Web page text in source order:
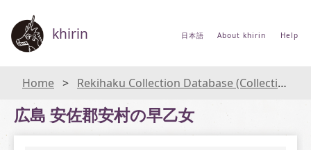
khirin 日本語 About khirin Help
Home Rekihaku Collection Database (Collections Database of the National Museum of Japanese History)
広島 安佐郡安村の早乙女